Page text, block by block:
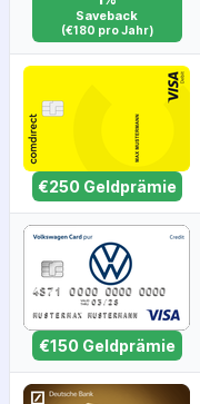
Saveback
(€180 pro Jahr)
€250 Geldprämie
€150 Geldprämie